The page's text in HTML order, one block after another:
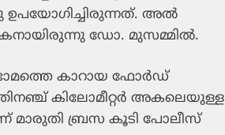
അല്‍
ഡോ. മുസമ്മില്‍.
കാറായ ഫോര്‍ഡ്
കിലോമീറ്റര്‍ അകലെയുള്ള
മാരുതി ബ്രസ കൂടി പോലീസ്